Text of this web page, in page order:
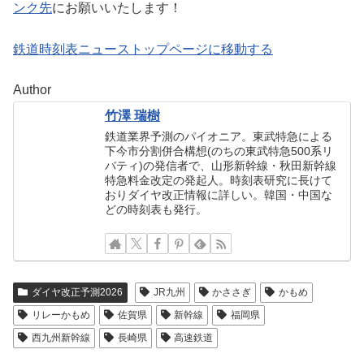
ンク先にお願いいたします！
鉄道時刻表ニューストップページに移動する
Author
竹澤 瑞樹
鉄道業界予測のパイオニア。東武特急による
下今市分割併合構想(のちの東武特急500系リ
バティ)の発信者で、山形新幹線・秋田新幹線
特急料金改定の発起人。時刻表研究に長けて
おりダイヤ改正情報に詳しい。韓国・中国な
どの時刻表も発行。
ダイヤ改正予測2026 JR九州 かささぎ
かもめ
リレーかもめ
佐賀県 新幹線
福岡県
西九州新幹線
長崎県 高速鉄道